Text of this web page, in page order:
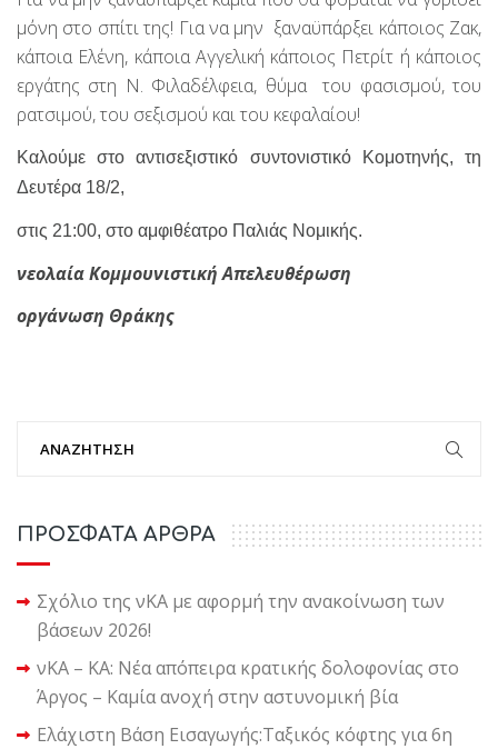
μόνη στο σπίτι της! Για να μην ξαναϋπάρξει κάποιος Ζακ,
κάποια Ελένη, κάποια Αγγελική κάποιος Πετρίτ ή κάποιος
εργάτης στη Ν. Φιλαδέλφεια, θύμα
του φασισμού, του
ρατσιμού, του σεξισμού και του κεφαλαίου!
Καλούμε στο αντισεξιστικό συντονιστικό Κομοτηνής, τη
Δευτέρα 18/2,
στις 21:00, στο αμφιθέατρο Παλιάς Νομικής.
νεολαία Κομμουνιστική Απελευθέρωση
οργάνωση Θράκης
ΠΡΟΣΦΑΤΑ ΑΡΘΡΑ
Σχόλιο της νΚΑ με αφορμή την ανακοίνωση των
βάσεων 2026!
νΚΑ – ΚΑ: Νέα απόπειρα κρατικής δολοφονίας στο
Άργος – Καμία ανοχή στην αστυνομική βία
Ελάχιστη Βάση Εισαγωγής:Ταξικός κόφτης για 6η